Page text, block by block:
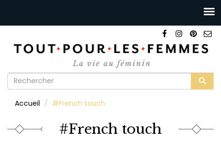
Formulaire
recherche
Accueil #French touch
#French touch